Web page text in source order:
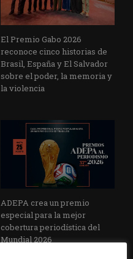
El Premio Gabo 2026
reconoce cinco historias de
Brasil, España y El Salvador
sobre el poder, la memoria y
la violencia
ADEPA crea un premio
especial para la mejor
cobertura periodística del
Mundial 2026